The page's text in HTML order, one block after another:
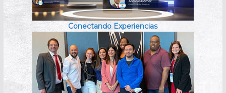
Conectando Experiencias